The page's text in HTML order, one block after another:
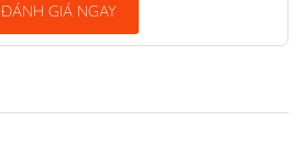
ĐÁNH GIÁ NGAY